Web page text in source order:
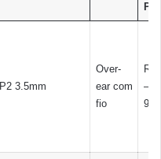
P2 3.5mm
Over-
ear com
fio
R$
–
90